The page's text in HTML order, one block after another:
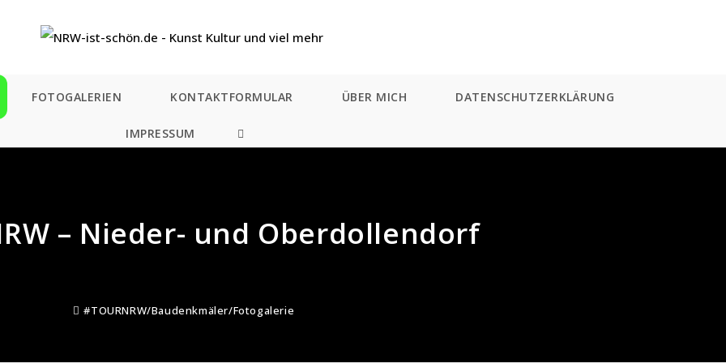
FOTOGALERIEN KONTAKTFORMULAR ÜBER MICH DATENSCHUTZERKLÄRUNG
IMPRESSUM
WEBSITE-
– Nieder- und Oberdollendorf
#TOURNRW/Baudenkmäler/Fotogalerie